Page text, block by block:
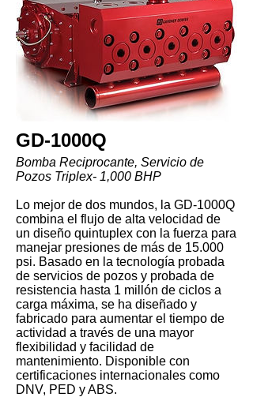
GD-1000Q
Bomba Reciprocante, Servicio de
Pozos Triplex- 1,000 BHP
Lo mejor de dos mundos, la GD-1000Q
combina el flujo de alta velocidad de
un diseño quintuplex con la fuerza para
manejar presiones de más de 15.000
psi. Basado en la tecnología probada
de servicios de pozos y probada de
resistencia hasta 1 millón de ciclos a
carga máxima, se ha diseñado y
fabricado para aumentar el tiempo de
actividad a través de una mayor
flexibilidad y facilidad de
mantenimiento. Disponible con
certificaciones internacionales como
DNV, PED y ABS.